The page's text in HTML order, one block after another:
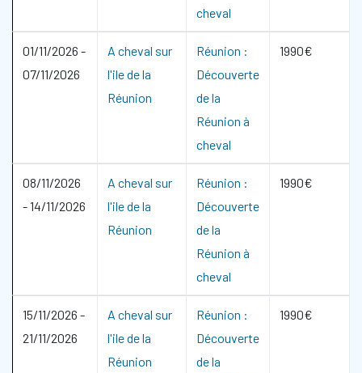
cheval
01/11/2026 -
07/11/2026
A cheval sur
l'ile de la
Réunion
Réunion :
Découverte
de la
Réunion à
cheval
1990€
08/11/2026
-14/11/2026
A cheval sur
l'ile de la
Réunion
Réunion :
Découverte
de la
Réunion à
cheval
1990€
15/11/2026 -
21/11/2026
A cheval sur
l'ile de la
Réunion
Réunion :
Découverte
de la
1990€